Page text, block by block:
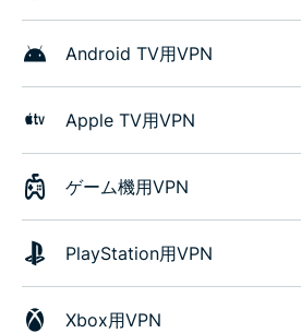
Android TV用VPN
Apple TV用VPN
ゲーム機用VPN
PlayStation用VPN
Xbox用VPN